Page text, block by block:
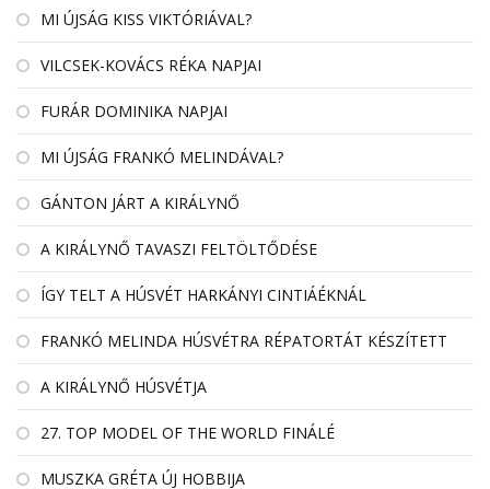
MI ÚJSÁG KISS VIKTÓRIÁVAL?
VILCSEK-KOVÁCS RÉKA NAPJAI
FURÁR DOMINIKA NAPJAI
MI ÚJSÁG FRANKÓ MELINDÁVAL?
GÁNTON JÁRT A KIRÁLYNŐ
A KIRÁLYNŐ TAVASZI FELTÖLTŐDÉSE
ÍGY TELT A HÚSVÉT HARKÁNYI CINTIÁÉKNÁL
FRANKÓ MELINDA HÚSVÉTRA RÉPATORTÁT KÉSZÍTETT
A KIRÁLYNŐ HÚSVÉTJA
27. TOP MODEL OF THE WORLD FINÁLÉ
MUSZKA GRÉTA ÚJ HOBBIJA